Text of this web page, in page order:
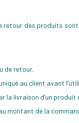
des produits
de retour.
au client avant
livraison d’un
montant de la